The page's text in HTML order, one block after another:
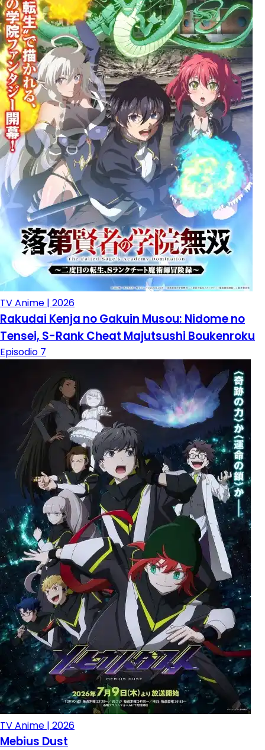
TV Anime | 2026
Rakudai Kenja no Gakuin Musou: Nidome no
Tensei, S-Rank Cheat Majutsushi Boukenroku
Episodio 7
TV Anime | 2026
Mebius Dust